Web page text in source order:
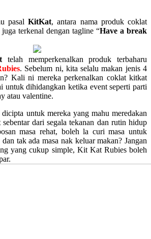
pasalKitKat, antara nama produk coklat
terkenal dengan tagline “Have a break
telah memperkenalkan produk terbaharu
. Sebelum ni, kita selalu makan jenis 4
Kali ni mereka perkenalkan coklat kitkat
untuk dihidangkan ketika event seperti parti
atau valentine.
untuk mereka yang mahu meredakan
sebentar dari segala tekanan dan rutin hidup
masa rehat, boleh la curi masa untuk
tak ada masa nak keluar makan? Jangan
yang cukup simple, Kit Kat Rubies boleh